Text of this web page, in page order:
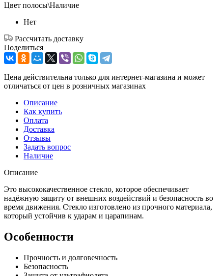
Цвет полосы\Наличие
Нет
Рассчитать доставку
Поделиться
Цена действительна только для интернет-магазина и может
отличаться от цен в розничных магазинах
Описание
Как купить
Оплата
Доставка
Отзывы
Задать вопрос
Наличие
Описание
Это высококачественное стекло, которое обеспечивает
надёжную защиту от внешних воздействий и безопасность во
время движения. Стекло изготовлено из прочного материала,
который устойчив к ударам и царапинам.
Особенности
Прочность и долговечность
Безопасность